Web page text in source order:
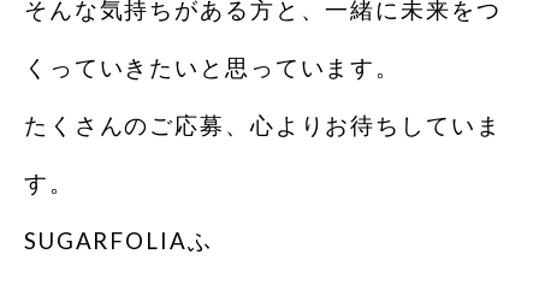
そんな気持ちがある方と、一緒に未来をつ
くっていきたいと思っています。
たくさんのご応募、心よりお待ちしていま
す。
SUGARFOLIAふ